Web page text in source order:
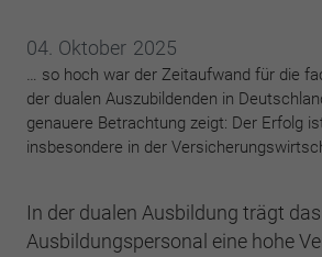
04. Oktober 2025
… so hoch war der Zeitaufwand für die
der dualen Auszubildenden in
genauere Betrachtung zeigt: Der Erfolg
insbesondere in der
In der dualen Ausbildung trägt
Ausbildungspersonal eine hohe
Zweck
Dieses Cookie wird
Cookie-Einstellungen
speichern.
Anbieter BWV Verband
Anbieter Google Analytics
Laufzeit 2 Jahre
Zweck
wird, um statistische
Besucher die Website